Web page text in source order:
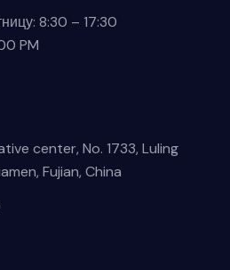
8:30 – 17:30
PM
center, No. 1733, Luling
Fujian, China